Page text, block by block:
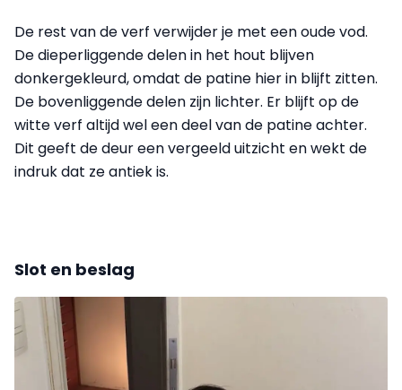
De rest van de verf verwijder je met een oude vod.
De dieperliggende delen in het hout blijven
donkergekleurd, omdat de patine hier in blijft zitten.
De bovenliggende delen zijn lichter. Er blijft op de
witte verf altijd wel een deel van de patine achter.
Dit geeft de deur een vergeeld uitzicht en wekt de
indruk dat ze antiek is.
Slot en beslag